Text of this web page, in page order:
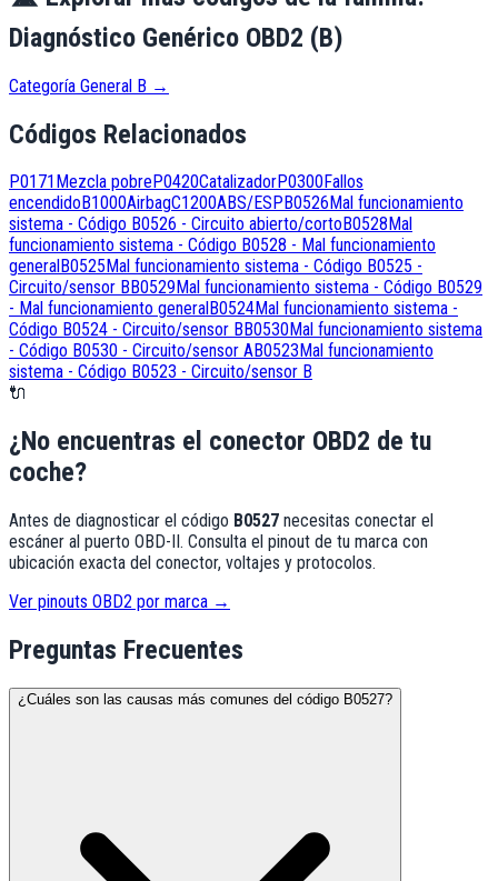
Diagnóstico Genérico OBD2 (B)
Categoría General B →
Códigos Relacionados
P0171 Mezcla pobre P0420CatalizadorP0300 Fallos
encendido B1000AirbagC1200ABS/ESP B0526 Mal funcionamiento
sistema - Código B0526 - Circuito abierto/corto B0528 Mal
funcionamiento sistema - Código B0528 - Mal funcionamiento
general B0525 Mal funcionamiento sistema - Código B0525 -
Circuito/sensor B B0529 Mal funcionamiento sistema - Código B0529
- Mal funcionamiento general B0524Mal funcionamiento sistema -
Código B0524 - Circuito/sensor B B0530 Mal funcionamiento sistema
- Código B0530 - Circuito/sensor AB0523 Mal funcionamiento
sistema - Código B0523 - Circuito/sensor B
🔌
¿No encuentras el conector OBD2 de tu
coche?
Antes de diagnosticar el código B0527 necesitas conectar el
escáner al puerto OBD-II. Consulta el pinout de tu marca con
ubicación exacta del conector, voltajes y protocolos.
Ver pinouts OBD2 por marca →
Preguntas Frecuentes
¿Cuáles son las causas más comunes del código B0527?